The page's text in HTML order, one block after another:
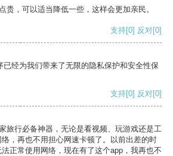
贵，可以适当降低一些，这样会更加亲民。
支持[0] 反对[0]
经为我们带来了无限的隐私保护和安全性保
支持[0] 反对[0]
旅行必备神器，无论是看视频、玩游戏还是工
，再也不用担心网速卡顿了。以前出差的时
正常使用网络，现在有了这个app，我再也不